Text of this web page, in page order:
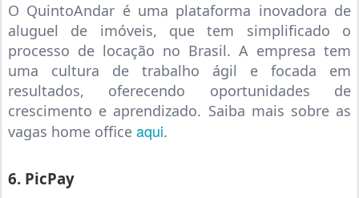
O QuintoAndar é uma plataforma inovadora de
aluguel de imóveis, que tem simplificado o
processo de locação no Brasil. A empresa tem
uma cultura de trabalho ágil e focada em
resultados, oferecendo oportunidades de
crescimento e aprendizado. Saiba mais sobre as
vagas home office aqui.
6. PicPay